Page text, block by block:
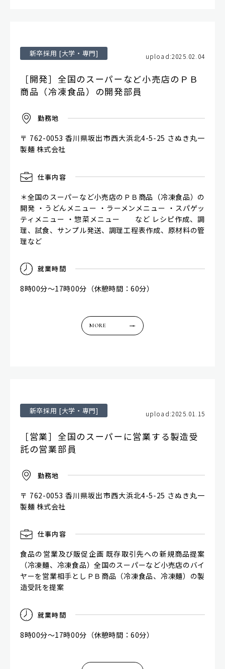
新卒採用 [大学・専門]
［開発］全国のスーパーなど小売店のＰＢ
商品（冷凍食品）の開発部員
upload:2025.02.04
勤務地
〒 762-0053 香川県坂出市西大浜北4-5-25 さぬき丸一
製麺 株式会社
仕事内容
＊全国のスーパーなど小売店のＰＢ商品（冷凍食品）の
開発 ・うどんメニュー ・ラーメンメニュー ・スパゲッ
ティメニュー ・惣菜メニュー など レシピ作成、調
理、試食、サンプル発送、調理工程表作成、原材料の管
理など
就業時間
8時00分～17時00分（休憩時間：60分）
MORE
新卒採用 [大学・専門]
［営業］全国のスーパーに営業する製造受
託の営業部員
upload:2025.01.15
勤務地
〒 762-0053 香川県坂出市西大浜北4-5-25 さぬき丸一
製麺 株式会社
仕事内容
食品の営業及び販促企画 既存取引先への新規商品提案
（冷凍麺、冷凍食品）全国のスーパーなど小売店のバイ
ヤーを営業相手としＰＢ商品（冷凍食品、冷凍麺）の製
造受託を提案
就業時間
8時00分～17時00分（休憩時間：60分）